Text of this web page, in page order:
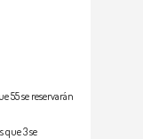
55 se reservarán
que 3 se